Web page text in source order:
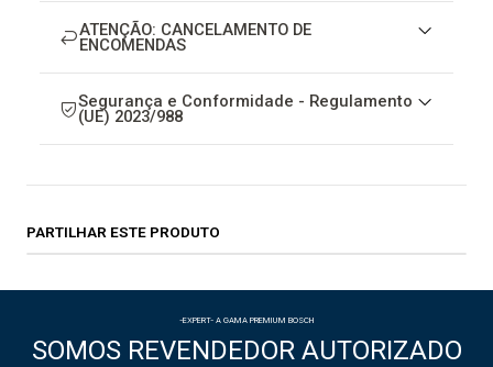
ATENÇÃO: CANCELAMENTO DE
ENCOMENDAS
Segurança e Conformidade - Regulamento
(UE) 2023/988
PARTILHAR ESTE PRODUTO
-EXPERT- A GAMA PREMIUM BOSCH
SOMOS REVENDEDOR AUTORIZADO